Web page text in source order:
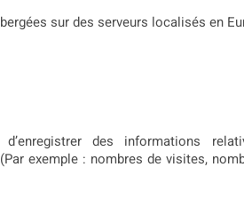
sur des serveurs localisés en
des informations
exemple : nombres de visites,